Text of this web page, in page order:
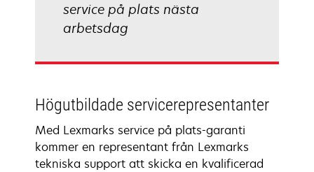
service på plats nästa
arbetsdag
Högutbildade servicerepresentanter
Med Lexmarks service på plats-garanti
kommer en representant från Lexmarks
tekniska support att skicka en kvalificerad